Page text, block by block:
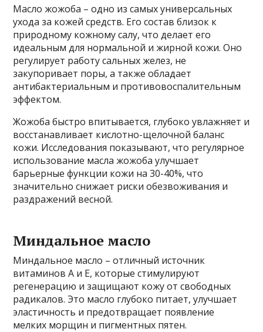
Масло жожоба – одно из самых универсальных
ухода за кожей средств. Его состав близок к
природному кожному салу, что делает его
идеальным для нормальной и жирной кожи. Оно
регулирует работу сальных желез, не
закупоривает поры, а также обладает
антибактериальным и противовоспалительным
эффектом.
Жожоба быстро впитывается, глубоко увлажняет и
восстанавливает кислотно-щелочной баланс
кожи. Исследования показывают, что регулярное
использование масла жожоба улучшает
барьерные функции кожи на 30-40%, что
значительно снижает риски обезвоживания и
раздражений весной.
Миндальное масло
Миндальное масло – отличный источник
витаминов А и Е, которые стимулируют
регенерацию и защищают кожу от свободных
радикалов. Это масло глубоко питает, улучшает
эластичность и предотвращает появление
мелких морщин и пигментных пятен.